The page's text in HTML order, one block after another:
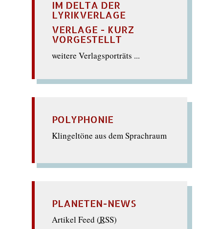
IM DELTA DER
LYRIKVERLAGE
VERLAGE - KURZ
VORGESTELLT
weitere Verlagsporträts ...
POLYPHONIE
Klingeltöne aus dem Sprachraum
PLANETEN-NEWS
Artikel Feed (RSS)